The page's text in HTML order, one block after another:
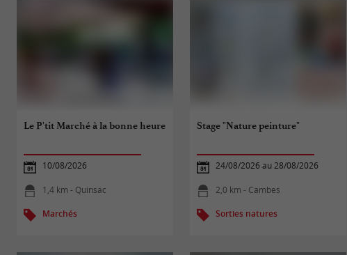
Le P'tit Marché à la bonne heure
10/08/2026
1,4 km - Quinsac
Marchés
Stage "Nature peinture"
24/08/2026 au 28/08/2026
2,0 km - Cambes
Sorties natures